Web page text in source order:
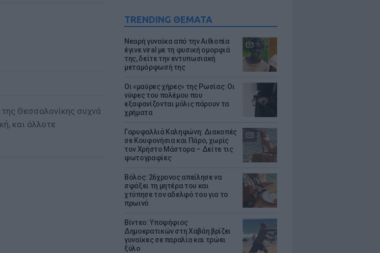
TRENDING ΘΕΜΑΤΑ
Νεαρή γυναίκα από την Αιθιοπία
έγινε viral με τη φυσική ομορφιά
της, δείτε την εντυπωσιακή
μεταμόρφωσή της
Οι «μαύρες χήρες» της Ρωσίας: Οι
νύφες του πολέμου που
εξαφανίζονται μόλις πάρουν τα
χρήματα
Γαρυφαλλιά Καληφώνη: Διακοπές
σε Κουφονήσια και Πάρο, χωρίς
τον Χρήστο Μάστορα – Δείτε τις
φωτογραφίες
Βόλος: 26χρονος απείλησε να
σφάξει τη μητέρα του και
χτύπησε τον αδελφό του για το
πρωινό
Βίντεο: Υποψήφιος
Δημοκρατικών στη Χαβάη βρίζει
γυναίκες σε παραλία και τρώει
ξύλο
Θεσσαλονίκης συχνά
και άλλοτε